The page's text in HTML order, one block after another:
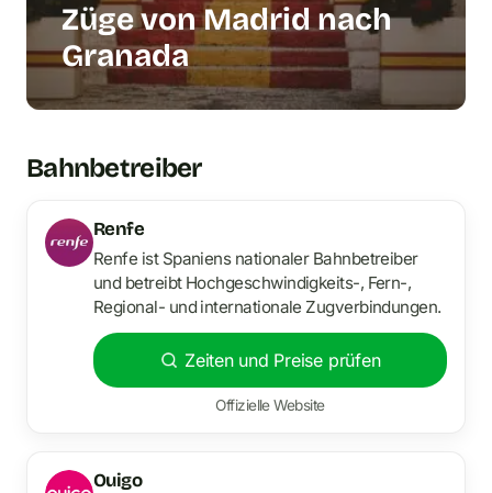
Züge von Madrid nach
Granada
Bahnbetreiber
Renfe
Renfe ist Spaniens nationaler Bahnbetreiber
und betreibt Hochgeschwindigkeits-, Fern-,
Regional- und internationale Zugverbindungen.
Zeiten und Preise prüfen
Offizielle Website
Ouigo